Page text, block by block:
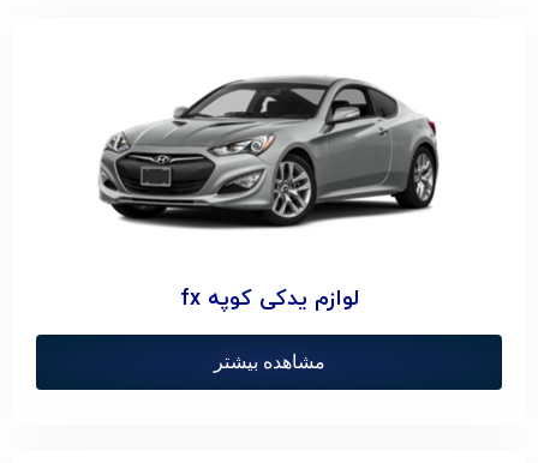
لوازم یدکی کوپه fx
مشاهده بیشتر